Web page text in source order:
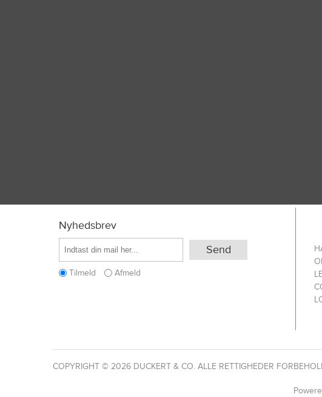
Nyhedsbrev
Tilmeld Afmeld
COPYRIGHT © 2026 DUCKERT & CO. ALLE RETTIGHEDER